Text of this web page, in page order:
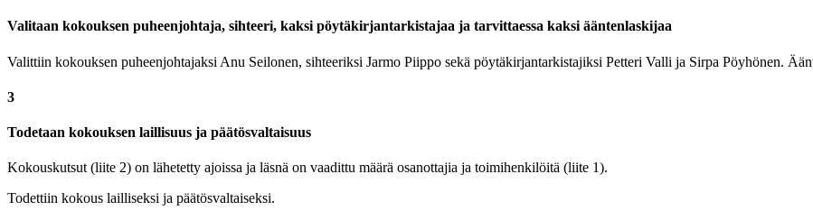
Valitaan kokouksen puheenjohtaja, sihteeri, kaksi pöytäkirjantarkistajaa ja tarvittaessa kaksi ääntenlaskijaa
Valittiin kokouksen puheenjohtajaksi Anu Seilonen, sihteeriksi Jarmo Piippo sekä pöytäkirjantarkistajiksi Petteri Valli ja Sirpa Pöyhönen.
3
Todetaan kokouksen laillisuus ja päätösvaltaisuus
Kokouskutsut (liite 2) on lähetetty ajoissa ja läsnä on vaadittu määrä osanottajia ja toimihenkilöitä (liite 1).
Todettiin kokous lailliseksi ja päätösvaltaiseksi.